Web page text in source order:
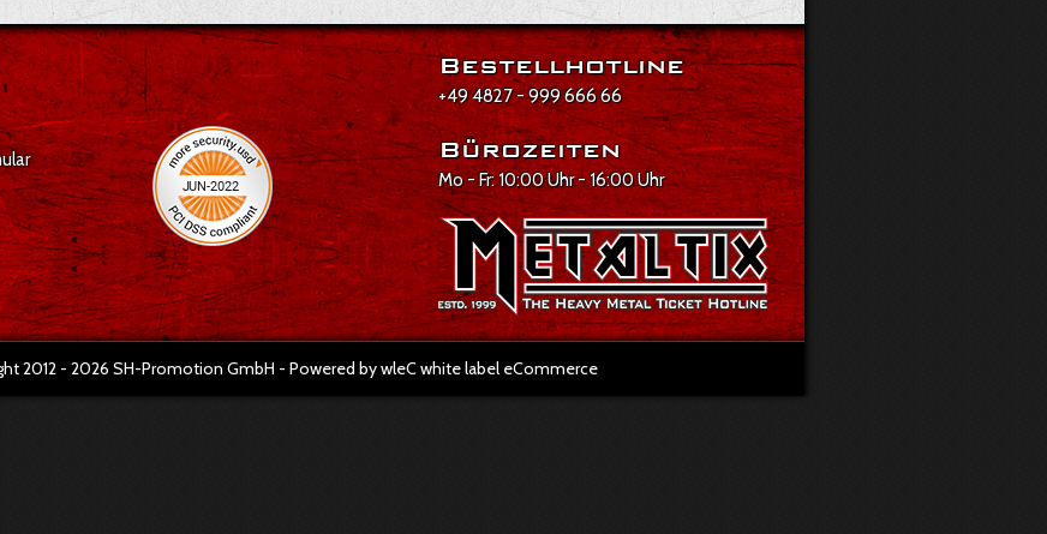
Bestellhotline
+49 4827 - 999 666 66
Bürozeiten
Mo - Fr: 10:00 Uhr - 16:00 Uhr
2012 - 2026 SH-Promotion GmbH - Powered by wleC white label eCommerce